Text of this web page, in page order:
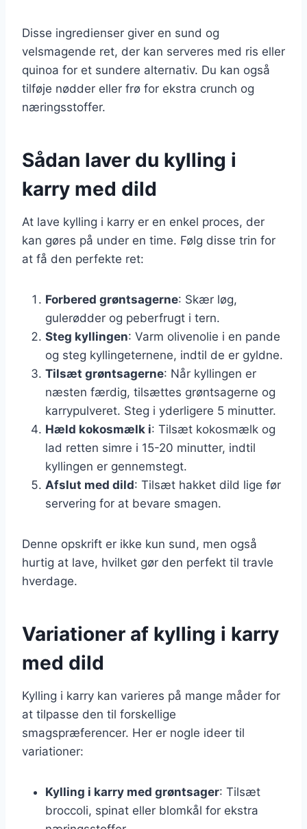
Disse ingredienser giver en sund og
velsmagende ret, der kan serveres med ris eller
quinoa for et sundere alternativ. Du kan også
tilføje nødder eller frø for ekstra crunch og
næringsstoffer.
Sådan laver du kylling i
karry med dild
At lave kylling i karry er en enkel proces, der
kan gøres på under en time. Følg disse trin for
at få den perfekte ret:
Forbered grøntsagerne: Skær løg,
gulerødder og peberfrugt i tern.
Steg kyllingen: Varm olivenolie i en pande
og steg kyllingeternene, indtil de er gyldne.
Tilsæt grøntsagerne: Når kyllingen er
næsten færdig, tilsættes grøntsagerne og
karrypulveret. Steg i yderligere 5 minutter.
Hæld kokosmælk i: Tilsæt kokosmælk og
lad retten simre i 15-20 minutter, indtil
kyllingen er gennemstegt.
Afslut med dild: Tilsæt hakket dild lige før
servering for at bevare smagen.
Denne opskrift er ikke kun sund, men også
hurtig at lave, hvilket gør den perfekt til travle
hverdage.
Variationer af kylling i karry
med dild
Kylling i karry kan varieres på mange måder for
at tilpasse den til forskellige
smagspræferencer. Her er nogle ideer til
variationer:
Kylling i karry med grøntsager: Tilsæt
broccoli, spinat eller blomkål for ekstra